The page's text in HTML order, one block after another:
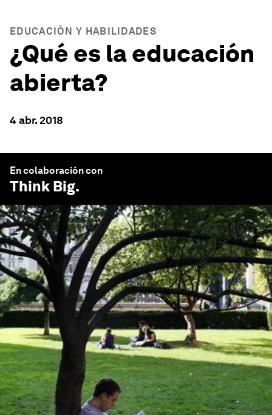
EDUCACIÓN Y HABILIDADES
¿Qué es la educación
abierta?
4 abr. 2018
En colaboración con
Think Big.